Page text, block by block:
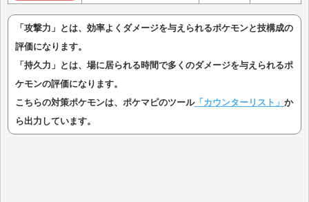
「攻撃力」とは、効率よくダメージを与えられるポケモンと技構成の
評価になります。
「持久力」とは、場に居られる時間で多くのダメージを与えられるポ
ケモンの評価になります。
こちらの対策ポケモンは、ポケマピのツール「カウンターリスト」 か
ら出力しています。